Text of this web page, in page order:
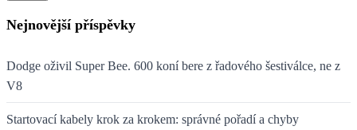
Nejnovější příspěvky
Dodge oživil Super Bee. 600 koní bere z řadového šestiválce, ne z
V8
Startovací kabely krok za krokem: správné pořadí a chyby